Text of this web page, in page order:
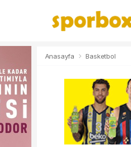
Anasayfa Basketbol